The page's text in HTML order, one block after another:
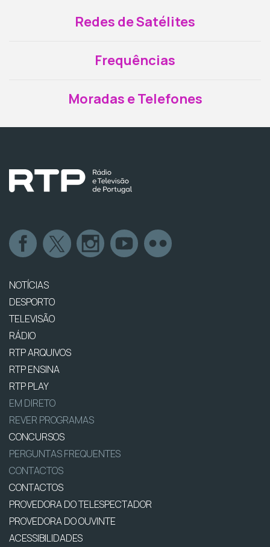
Redes de Satélites
Frequências
Moradas e Telefones
NOTÍCIAS
DESPORTO
TELEVISÃO
RÁDIO
RTP ARQUIVOS
RTP ENSINA
RTP PLAY
EM DIRETO
REVER PROGRAMAS
CONCURSOS
PERGUNTAS FREQUENTES
CONTACTOS
CONTACTOS
PROVEDORA DO TELESPECTADOR
PROVEDORA DO OUVINTE
ACESSIBILIDADES